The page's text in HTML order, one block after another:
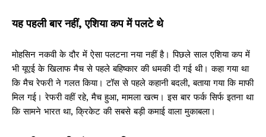
यह पहली बार नहीं, एशिया कप में पलटे थे
मोहसिन नकवी के दौर में ऐसा पलटना नया नहीं है। पिछले साल एशिया कप में
भी यूएई के खिलाफ मैच से पहले बहिष्कार की धमकी दी गई थी। कहा गया था
कि मैच रेफरी ने गलत किया। टॉस से पहले कहानी बदली, बताया गया कि माफी
मिल गई। रेफरी वहीं रहे, मैच हुआ, मामला खत्म। इस बार फर्क सिर्फ इतना था
कि सामने भारत था, क्रिकेट की सबसे बड़ी कमाई वाला मुकाबला।